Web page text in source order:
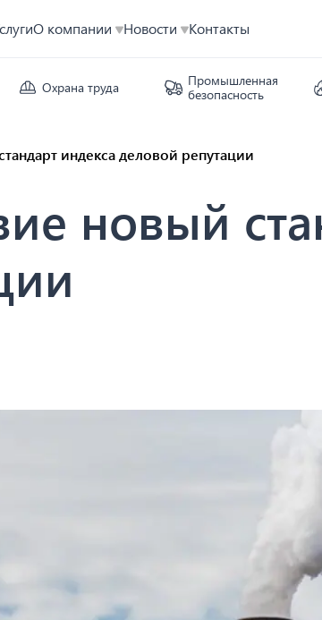
О компании Новости Контакты
Охрана труда
Промышленная
безопасность
индекса деловой репутации
новый